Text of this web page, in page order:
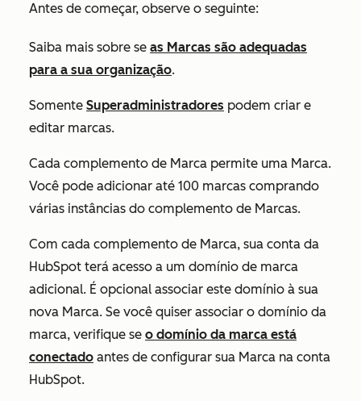
Antes de começar, observe o seguinte:
Saiba mais sobre se as Marcas são adequadas
para a sua organização.
Somente Superadministradores podem criar e
editar marcas.
Cada complemento de Marca permite uma Marca.
Você pode adicionar até 100 marcas comprando
várias instâncias do complemento de Marcas.
Com cada complemento de Marca, sua conta da
HubSpot terá acesso a um domínio de marca
adicional. É opcional associar este domínio à sua
nova Marca. Se você quiser associar o domínio da
marca, verifique se o domínio da marca está
conectado antes de configurar sua Marca na conta
HubSpot.